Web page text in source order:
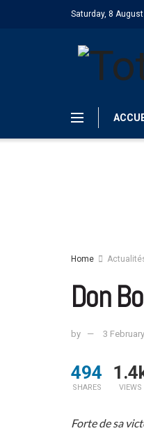
Saturday, 8
Home
Don
by 3
494
SHARES VIEWS
Forte de sa